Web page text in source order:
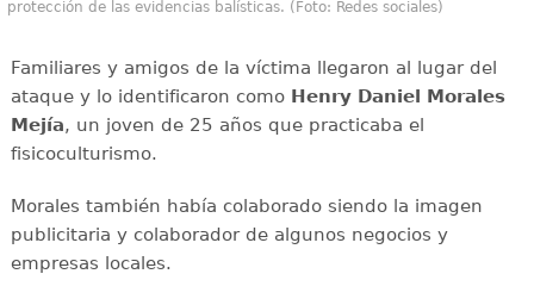
protección de las evidencias balísticas. (Foto: Redes sociales)
Familiares y amigos de la víctima llegaron al lugar del
ataque y lo identificaron como Henry Daniel Morales
Mejía, un joven de 25 años que practicaba el
fisicoculturismo.
Morales también había colaborado siendo la imagen
publicitaria y colaborador de algunos negocios y
empresas locales.